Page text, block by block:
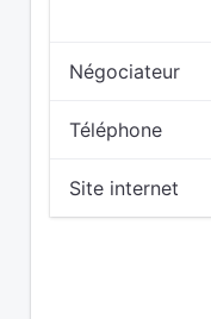
Négociateur
Téléphone
Site internet